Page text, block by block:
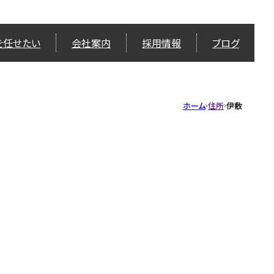
せたい 会社案内 採用情報 ブログ
ホーム 住所 伊敷